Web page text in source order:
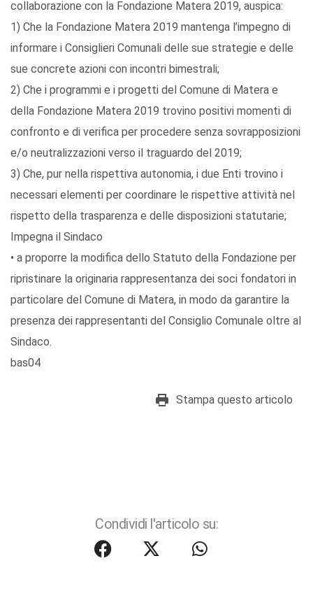
collaborazione con la Fondazione Matera 2019, auspica:
1) Che la Fondazione Matera 2019 mantenga l’impegno di
informare i Consiglieri Comunali delle sue strategie e delle
sue concrete azioni con incontri bimestrali;
2) Che i programmi e i progetti del Comune di Matera e
della Fondazione Matera 2019 trovino positivi momenti di
confronto e di verifica per procedere senza sovrapposizioni
e/o neutralizzazioni verso il traguardo del 2019;
3) Che, pur nella rispettiva autonomia, i due Enti trovino i
necessari elementi per coordinare le rispettive attività nel
rispetto della trasparenza e delle disposizioni statutarie;
Impegna il Sindaco
• a proporre la modifica dello Statuto della Fondazione per
ripristinare la originaria rappresentanza dei soci fondatori in
particolare del Comune di Matera, in modo da garantire la
presenza dei rappresentanti del Consiglio Comunale oltre al
Sindaco.
bas04
Stampa questo articolo
Condividi l'articolo su: